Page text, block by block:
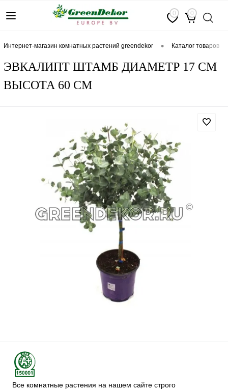
0 0
интернет-магазин комнатных растений greendekor • каталог товаров
ЭВКАЛИПТ ШТАМБ ДИАМЕТР 17 СМ
ВЫСОТА 60 СМ
Все комнатные растения на нашем сайте строго